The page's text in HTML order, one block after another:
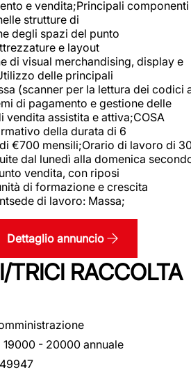
e vendita;Principali componenti
strutture di
degli spazi del punto
e layout
di visual merchandising, display e
delle principali
(scanner per la lettura dei codici
di pagamento e gestione delle
vendita assistita e attiva;COSA
della durata di 6
€700 mensili;Orario di lavoro di
dal lunedì alla domenica
vendita, con riposi
di formazione e crescita
di lavoro: Massa;
Dettaglio annuncio
TRICI RACCOLTA
19000 - 20000 annuale